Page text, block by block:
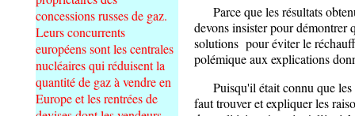
concessions russes de gaz.
Leurs concurrents
européens sont les centrales
nucléaires qui réduisent la
quantité de gaz à vendre en
Europe et les rentrées de
Parce que les résultats
devons insister pour démontrer
solutions pour éviter le
polémique aux explications
Puisqu'il était connu que les
faut trouver et expliquer les